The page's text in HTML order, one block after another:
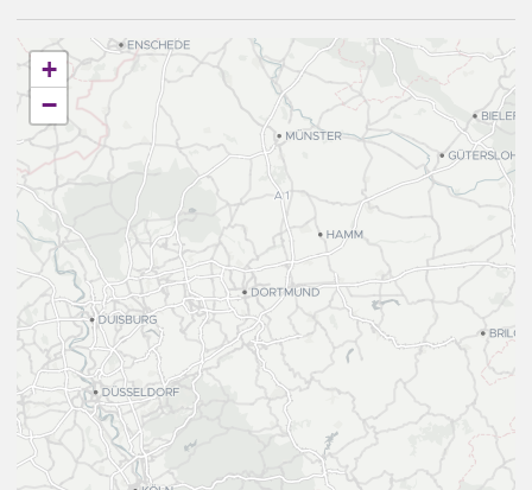
+
−